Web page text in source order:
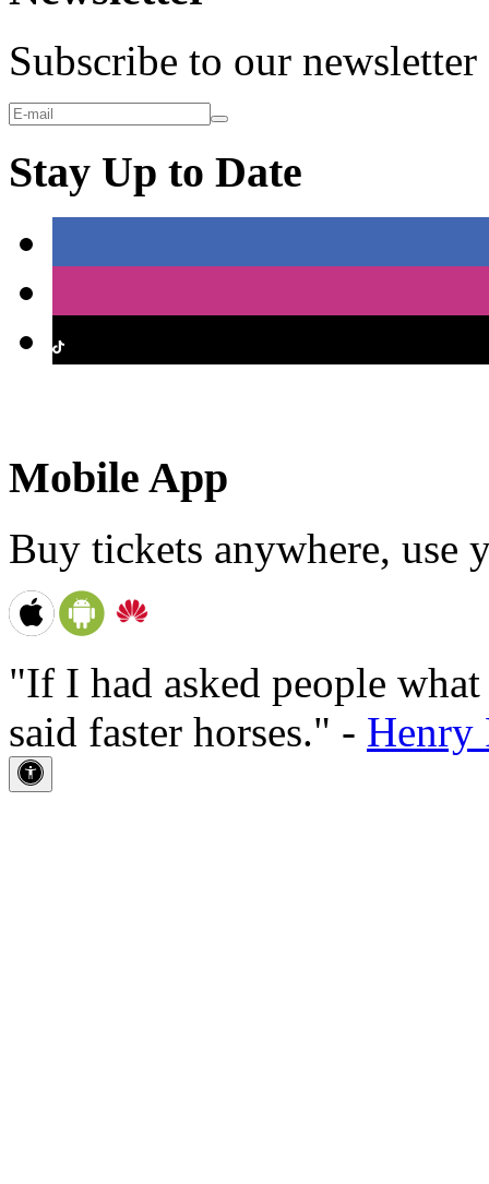
Subscribe to our newsletter
Stay Up to Date
Mobile App
Buy tickets anywhere, use
"If I had asked people
said faster horses." - Henry